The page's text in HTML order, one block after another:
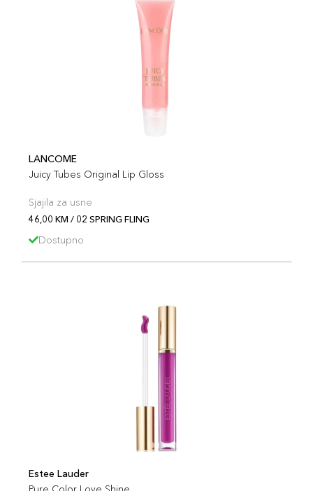
LANCOME
Juicy Tubes Original Lip Gloss
Sjajila za usne
46,00 KM / 02 SPRING FLING
Dostupno
Estee Lauder